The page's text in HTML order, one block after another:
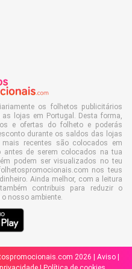
os folhetos publicitários
lojas em Portugal. Desta forma,
e ofertas do folheto e poderás
durante os saldos das lojas
recentes são colocados em
de serem colocados na tua
podem ser visualizados no teu
nos teus
Ainda melhor, com a leitura
contribuis para reduzir o
nosso ambiente.
2026 | Aviso